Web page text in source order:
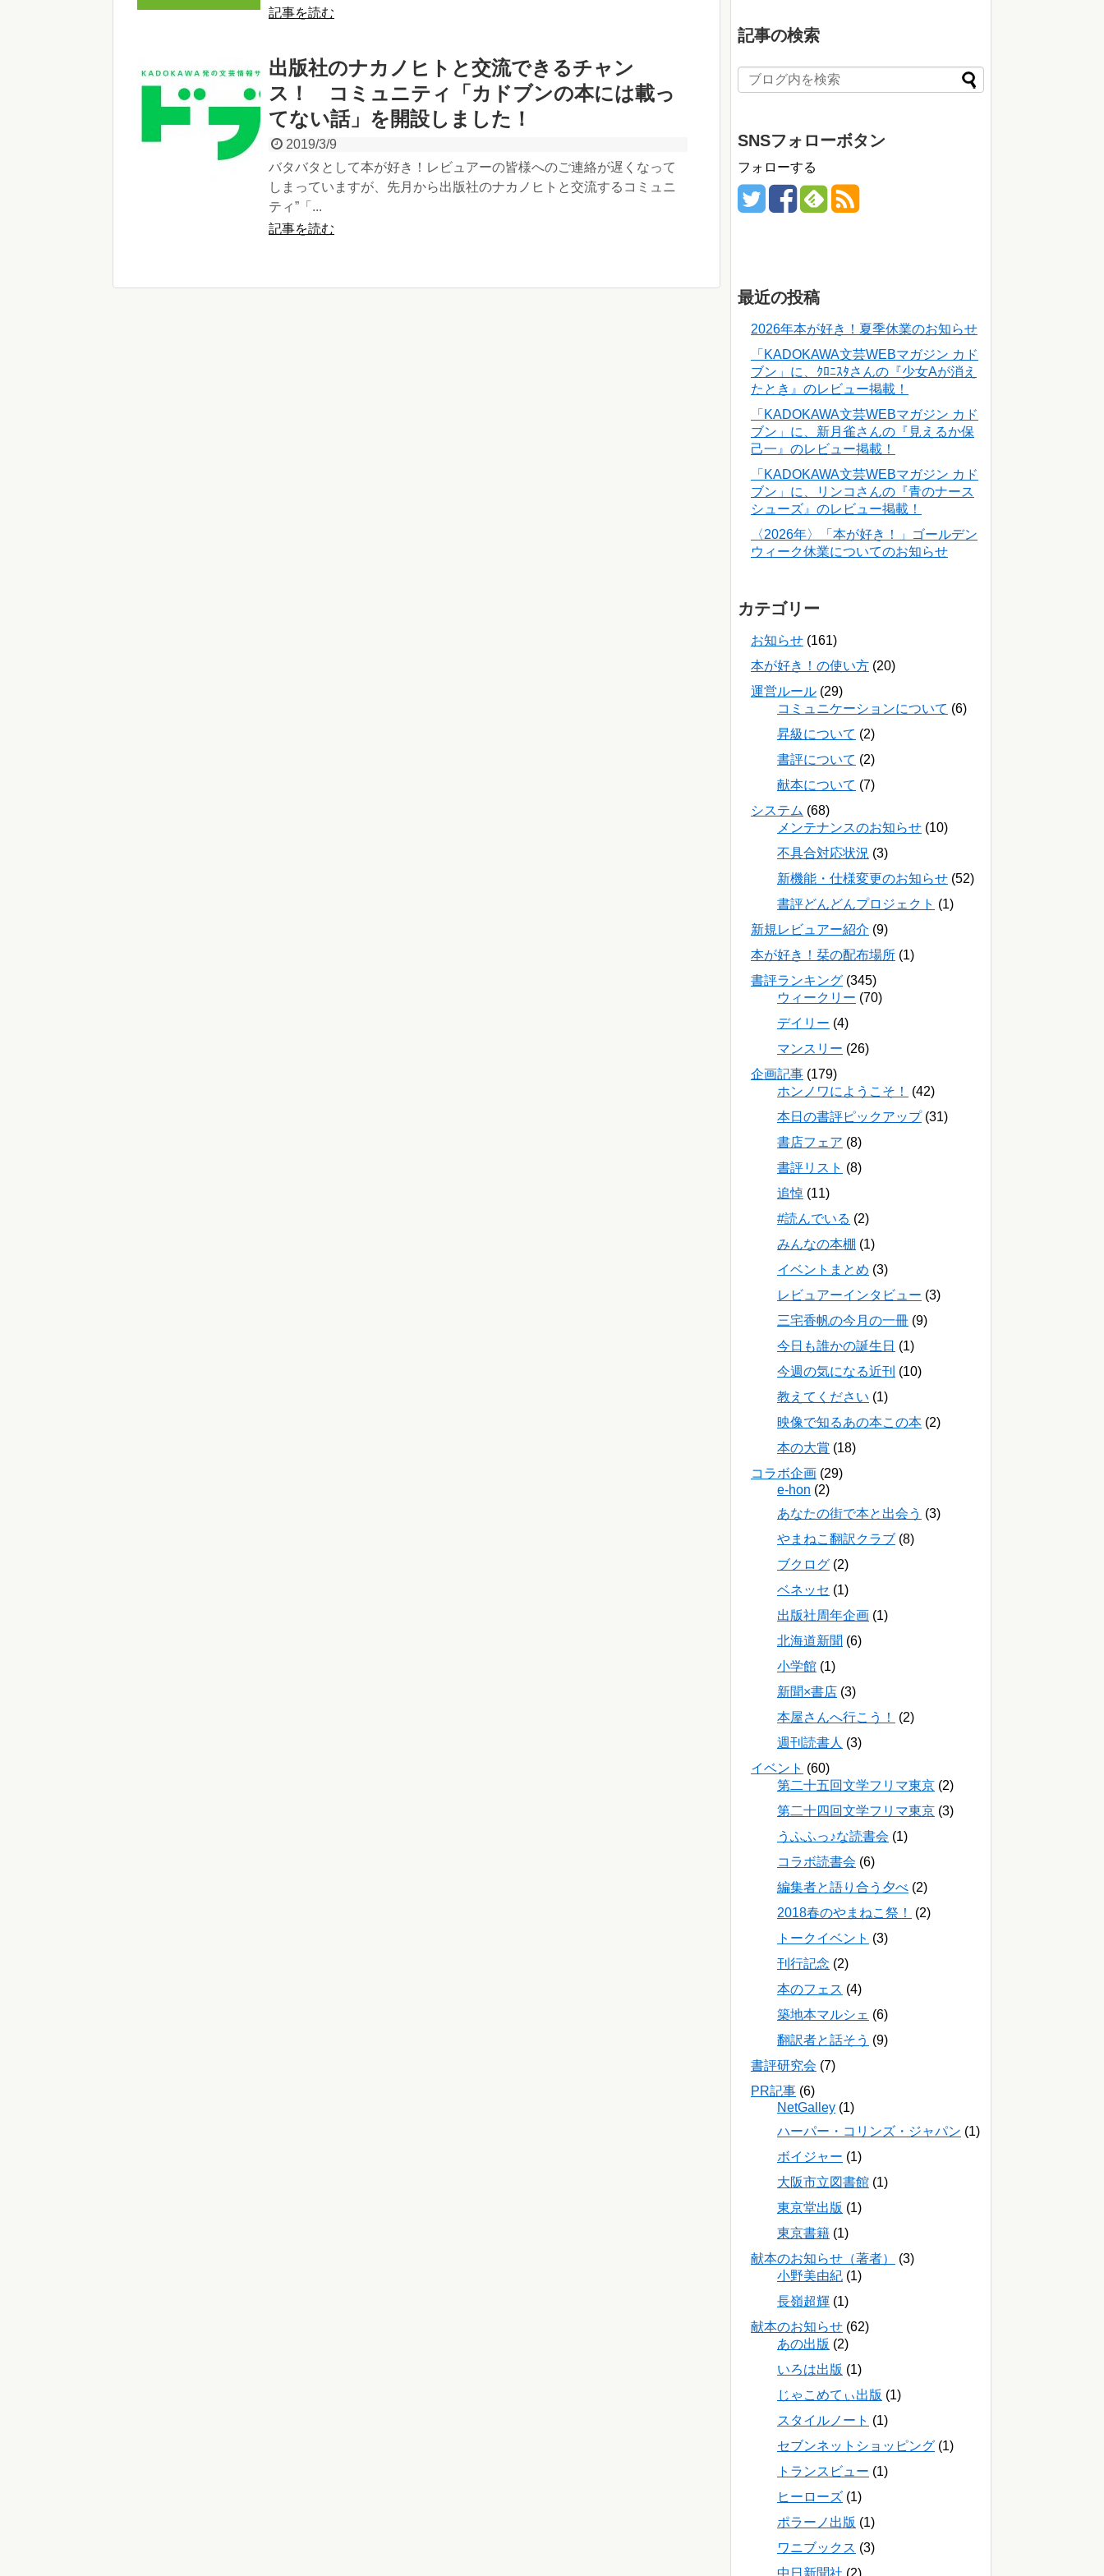
記事を読む
出版社のナカノヒトと交流できるチャン
ス！ コミュニティ「カドブンの本には載っ
てない話」を開設しました！
2019/3/9
バタバタとして本が好き！レビュアーの皆様へのご連絡が遅くなって
しまっていますが、先月から出版社のナカノヒトと交流するコミュニ
ティ”「...
記事を読む
記事の検索
SNSフォローボタン
フォローする
最近の投稿
2026年本が好き！夏季休業のお知らせ
「KADOKAWA文芸WEBマガジン カド
ブン」に、ｸﾛﾆｽﾀさんの『少女Aが消え
たとき』のレビュー掲載！
「KADOKAWA文芸WEBマガジン カド
ブン」に、新月雀さんの『見えるか保
己一』のレビュー掲載！
「KADOKAWA文芸WEBマガジン カド
ブン」に、リンコさんの『青のナース
シューズ』のレビュー掲載！
〈2026年〉「本が好き！」ゴールデン
ウィーク休業についてのお知らせ
カテゴリー
お知らせ (161)
本が好き！の使い方 (20)
運営ルール (29)
コミュニケーションについて (6)
昇級について (2)
書評について (2)
献本について (7)
システム (68)
メンテナンスのお知らせ (10)
不具合対応状況 (3)
新機能・仕様変更のお知らせ (52)
書評どんどんプロジェクト (1)
新規レビュアー紹介 (9)
本が好き！栞の配布場所 (1)
書評ランキング (345)
ウィークリー (70)
デイリー (4)
マンスリー (26)
企画記事 (179)
ホンノワにようこそ！
(42)
本日の書評ピックアップ(31)
書店フェア (8)
書評リスト (8)
追悼 (11)
#読んでいる (2)
みんなの本棚 (1)
イベントまとめ (3)
レビュアーインタビュー (3)
三宅香帆の今月の一冊 (9)
今日も誰かの誕生日 (1)
今週の気になる近刊 (10)
教えてください (1)
映像で知るあの本この本 (2)
本の大賞 (18)
コラボ企画 (29)
e-hon (2)
あなたの街で本と出会う (3)
やまねこ翻訳クラブ (8)
ブクログ (2)
ベネッセ (1)
出版社周年企画 (1)
北海道新聞 (6)
小学館 (1)
新聞×書店 (3)
本屋さんへ行こう！
(2)
週刊読書人 (3)
イベント (60)
第二十五回文学フリマ東京 (2)
第二十四回文学フリマ東京 (3)
うふふっ♪な読書会 (1)
コラボ読書会 (6)
編集者と語り合う夕べ (2)
2018春のやまねこ祭！
(2)
トークイベント (3)
刊行記念 (2)
本のフェス (4)
築地本マルシェ (6)
翻訳者と話そう (9)
書評研究会 (7)
PR記事 (6)
NetGalley (1)
ハーパー・コリンズ・ジャパン (1)
ボイジャー (1)
大阪市立図書館 (1)
東京堂出版 (1)
東京書籍 (1)
献本のお知らせ（著者）
(3)
小野美由紀 (1)
長嶺超輝 (1)
献本のお知らせ (62)
あの出版 (2)
いろは出版 (1)
じゃこめてぃ出版 (1)
スタイルノート (1)
セブンネットショッピング (1)
トランスビュー (1)
ヒーローズ (1)
ポラーノ出版 (1)
ワニブックス (3)